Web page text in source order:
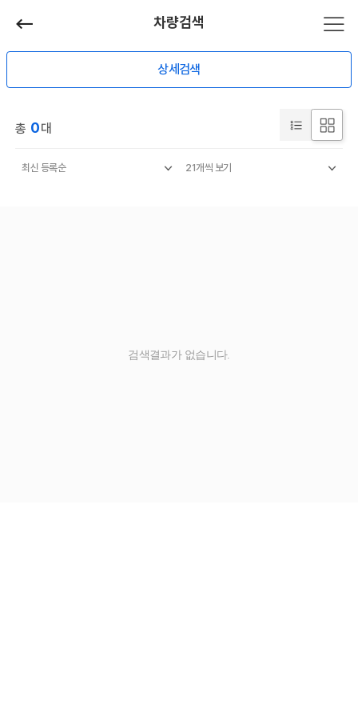
상세검색
차량검색
총 0대
검색결과가 없습니다.